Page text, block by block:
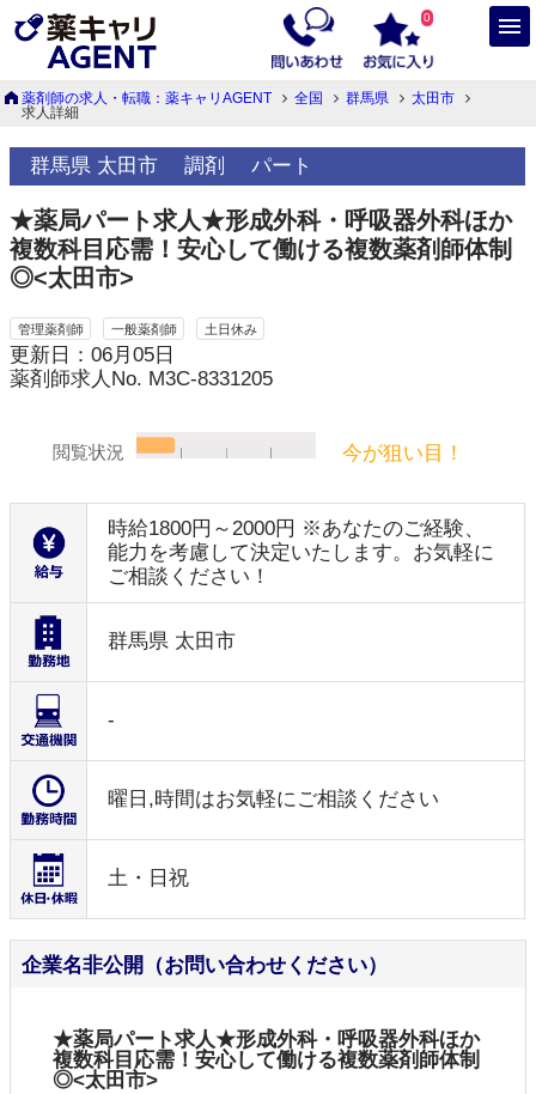
0
薬剤師の求人・転職：薬キャリAGENT 全国 群馬県
太田市
求人詳細
群馬県 太田市 調剤 パート
★薬局パート求人★形成外科・呼吸器外科ほか
複数科目応需！安心して働ける複数薬剤師体制
◎<太田市>
管理薬剤師 一般薬剤師 土日休み
更新日：06月05日
薬剤師求人No. M3C-8331205
閲覧状況 今が狙い目！
時給1800円～2000円 ※あなたのご経験、
能力を考慮して決定いたします。お気軽に
ご相談ください！
群馬県 太田市
-
曜日,時間はお気軽にご相談ください
土・日祝
企業名非公開（お問い合わせください）
★薬局パート求人★形成外科・呼吸器外科ほか
複数科目応需！安心して働ける複数薬剤師体制
◎<太田市>